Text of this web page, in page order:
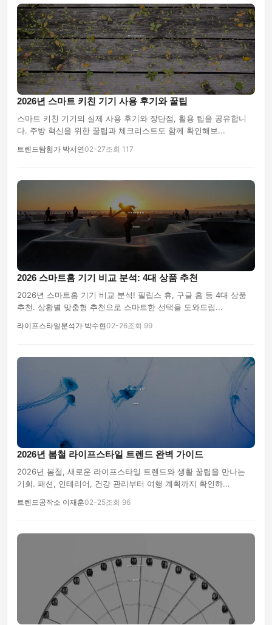
2026년 스마트 키친 기기 사용 후기와 꿀팁
스마트 키친 기기의 실제 사용 후기와 장단점, 활용 팁을 공유합니
다. 주방 혁신을 위한 꿀팁과 체크리스트도 함께 확인해보...
트렌드탐험가 박서연02-27조회 117
2026 스마트홈 기기 비교 분석: 4대 상품 추천
2026년 스마트홈 기기 비교 분석! 필립스 휴, 구글 홈 등 4대 상품
추천. 상황별 맞춤형 추천으로 스마트한 선택을 도와드립...
라이프스타일분석가 박수현02-26조회 99
2026년 봄철 라이프스타일 트렌드 완벽 가이드
2026년 봄철, 새로운 라이프스타일 트렌드와 생활 꿀팁을 만나는
기회. 패션, 인테리어, 건강 관리부터 여행 계획까지 확인하...
트렌드공작소 이재훈02-25조회 96